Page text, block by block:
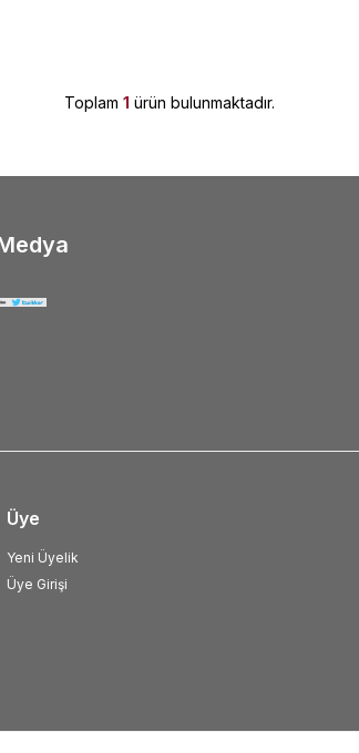
Toplam 1 ürün bulunmaktadır.
Üye
Yeni Üyelik
Üye Girişi